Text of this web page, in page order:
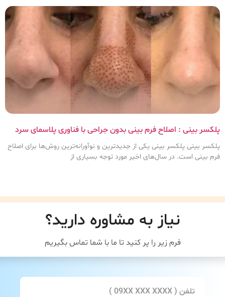
پلکسر بینی : اصلاح فرم بینی بدون جراحی با فناوری پلاسمای سرد
پلکسر بینی پلکسر بینی یکی از جدیدترین و نوآورانه‌ترین روش‌ها برای اصلاح
فرم بینی است. در سال‌های اخیر مورد توجه بسیاری از
نیاز به مشاوره دارید؟
فرم زیر را پر کنید تا ما با شما تماس بگیریم